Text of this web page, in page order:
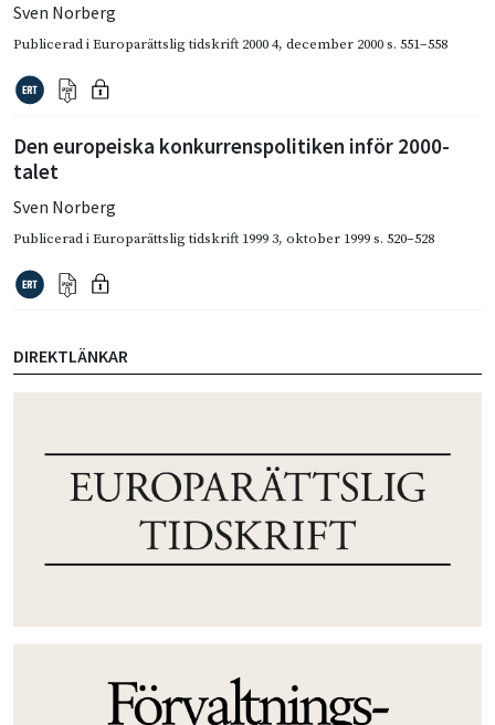
Sven Norberg
Publicerad iEuroparättslig tidskrift 2000 4, december 2000s. 551–558
Den europeiska konkurrenspolitiken inför 2000-
talet
Sven Norberg
Publicerad iEuroparättslig tidskrift 1999 3, oktober 1999s. 520–528
DIREKTLÄNKAR